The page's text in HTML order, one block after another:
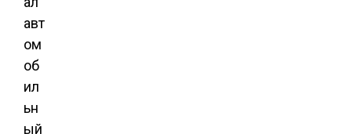
авт
ом
об
ил
ьн
ый